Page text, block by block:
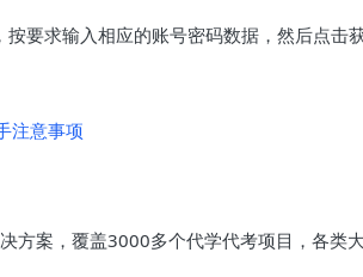
要求输入相应的账号密码数据，然后点击
注意事项
方案，覆盖3000多个代学代考项目，各类